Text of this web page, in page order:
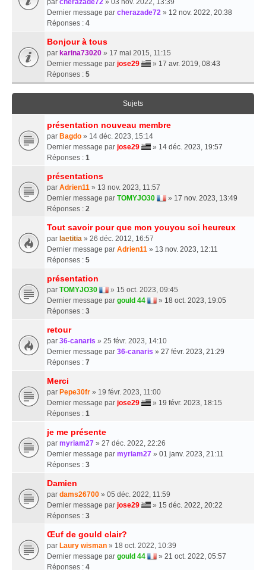
Dernier message par cherazade72 » 12 nov. 2022, 20:38
Réponses : 4
Bonjour à tous
par karina73020 » 17 mai 2015, 11:15
Dernier message par jose29 » 17 avr. 2019, 08:43
Réponses : 5
Sujets
présentation nouveau membre
par Bagdo » 14 déc. 2023, 15:14
Dernier message par jose29 » 14 déc. 2023, 19:57
Réponses : 1
présentations
par Adrien11 » 13 nov. 2023, 11:57
Dernier message par TOMYJO30 » 17 nov. 2023, 13:49
Réponses : 2
Tout savoir pour que mon youyou soi heureux
par laetitia » 26 déc. 2012, 16:57
Dernier message par Adrien11 » 13 nov. 2023, 12:11
Réponses : 5
présentation
par TOMYJO30
» 15 oct. 2023, 09:45
Dernier message par gould 44 » 18 oct. 2023, 19:05
Réponses : 3
retour
par 36-canaris » 25 févr. 2023, 14:10
Dernier message par 36-canaris » 27 févr. 2023, 21:29
Réponses : 7
Merci
par Pepe30fr » 19 févr. 2023, 11:00
Dernier message par jose29 » 19 févr. 2023, 18:15
Réponses : 1
je me présente
par myriam27 » 27 déc. 2022, 22:26
Dernier message par myriam27 » 01 janv. 2023, 21:11
Réponses : 3
Damien
par dams26700 » 05 déc. 2022, 11:59
Dernier message par jose29 » 15 déc. 2022, 20:22
Réponses : 3
Œuf de gould clair?
par Laury wisman » 18 oct. 2022, 10:39
Dernier message par gould 44 » 21 oct. 2022, 05:57
Réponses : 4